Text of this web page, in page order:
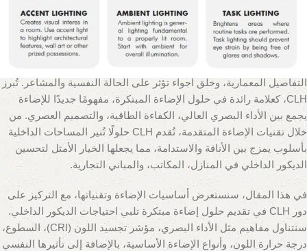
الداخلي: حلول CLH المبتكرة
تُعد الإضاءة من أهم العناصر المعمارية التي تُعزز وظائف وجماليات
التفاصيل المعمارية، وخلق أجواء تؤثر على الحالة النفسية والمشاعر. تُبرز
CLH، كعلامة رائدة في حلول الإضاءة المبتكرة، مفهومًا جديدًا للإضاءة
يجمع بين الأداء البصري العالي، الكفاءة الطاقية، والتصميم العصري. من
خلال تقنيات الإضاءة المتقدمة، تُقدم CLH حلولًا تُنير المساحات الداخلية
بأسلوب يمزج بين الأناقة والاستدامة، مما يجعلها الخيار الأمثل لتحسين
الديكور الداخلي في المنازل، المكاتب، والمباني التجارية.
في هذا المقال، سنستعرض أساسيات الإضاءة وتقنياتها، مع التركيز على
دور CLH في تقديم حلول إضاءة مبتكرة تلبي احتياجات الديكور الداخلي.
سنتناول مفاهيم مثل الأداء البصري، مؤشر تجسيد اللون (CRI)، السطوع،
درجة حرارة اللون، وأنواع الإضاءة الأساسية، بالإضافة إلى تأثيرها النفسي